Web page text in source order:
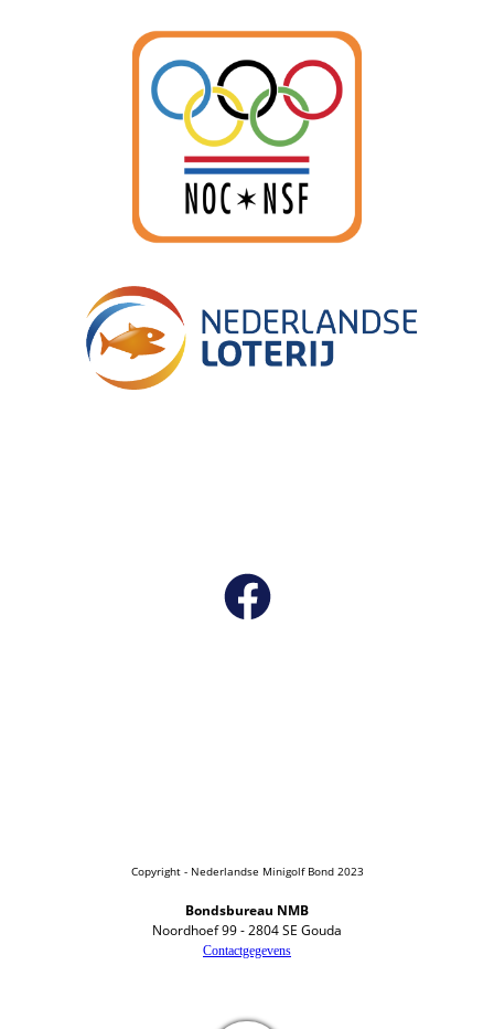
Copyright - Nederlandse Minigolf Bond 2023
Bondsbureau NMB
Noordhoef 99 - 2804 SE Gouda
Contactgegevens